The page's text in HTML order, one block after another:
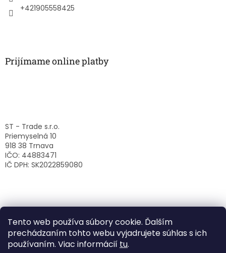
Tento web používa súbory cookie. Ďalším
prechádzaním tohto webu vyjadrujete súhlas s ich
používaním. Viac informácií tu.
+421905558425
Prijímame online platby
ST - Trade s.r.o.
Priemyselná 10
918 38 Trnava
IČO: 44883471
IČ DPH: SK2022859080